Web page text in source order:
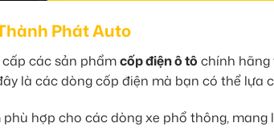
Phát Auto
các sản phẩmcốp điện ô tô chính hãng
là các dòng cốp điện mà bạn có thể lựa
hợp cho các dòng xe phổ thông, mang